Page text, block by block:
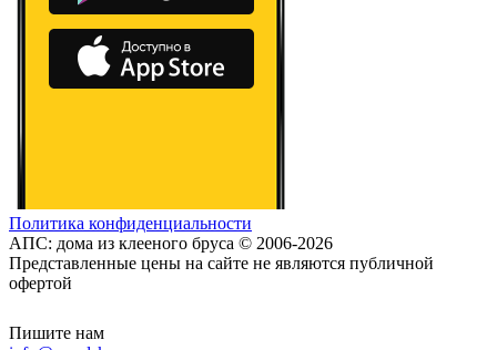
Политика конфиденциальности
АПС: дома из клееного бруса © 2006-2026
Представленные цены на сайте не являются публичной
офертой
Пишите нам